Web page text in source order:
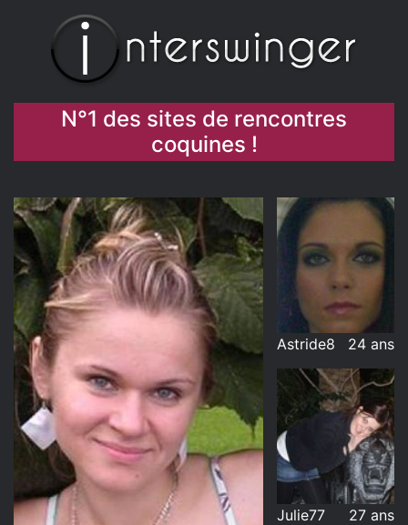
N°1 des sites de rencontres
coquines !
Astride8 24 ans
Julie77 27 ans